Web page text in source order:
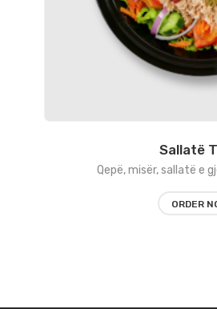
Sallatë
Qepë, misër, sallatë e
ORDER